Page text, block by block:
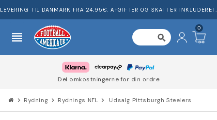
LEVERING TIL DANMARK FRA 24,95€. AFGIFTER OG SKATTER INKLUDERET.
view_headline search
0
Del omkostningerne for din ordre
chevron_right Rydning chevron_right Rydnings NFL chevron_right Udsalg Pittsburgh Steelers